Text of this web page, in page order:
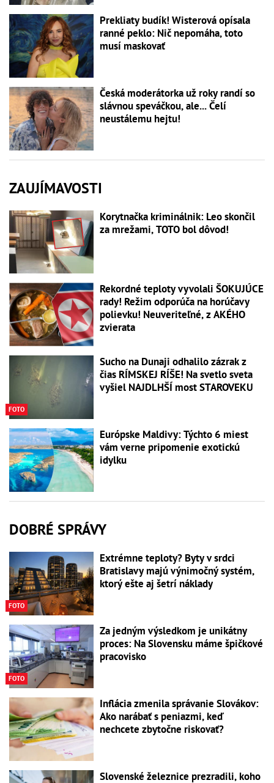
Prekliaty budík! Wisterová opísala
ranné peklo: Nič nepomáha, toto
musí maskovať
Česká moderátorka už roky randí so
slávnou speváčkou, ale... Čelí
neustálemu hejtu!
ZAUJÍMAVOSTI
Korytnačka kriminálnik: Leo skončil
za mrežami, TOTO bol dôvod!
Rekordné teploty vyvolali ŠOKUJÚCE
rady! Režim odporúča na horúčavy
polievku! Neuveriteľné, z AKÉHO
zvierata
FOTO
Sucho na Dunaji odhalilo zázrak z
čias RÍMSKEJ RÍŠE! Na svetlo sveta
vyšiel NAJDLHŠÍ most STAROVEKU
Európske Maldivy: Týchto 6 miest
vám verne pripomenie exotickú
idylku
DOBRÉ SPRÁVY
FOTO
Extrémne teploty? Byty v srdci
Bratislavy majú výnimočný systém,
ktorý ešte aj šetrí náklady
FOTO
Za jedným výsledkom je unikátny
proces: Na Slovensku máme špičkové
pracovisko
Inflácia zmenila správanie Slovákov:
Ako narábať s peniazmi, keď
nechcete zbytočne riskovať?
Slovenské železnice prezradili, koho